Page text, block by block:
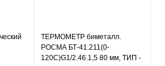
ТЕРМОМЕТР биметалл.
РОСМА БТ-41.211(0-
120С)G1/2.46.1,5 80 мм, ТИП -